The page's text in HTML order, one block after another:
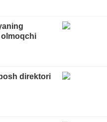
direktori